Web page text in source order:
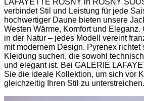
LAFAYETTE ROSNY in ROSNY
verbindet Stil und Leistung für jede
hochwertiger Daune bieten unsere
Westen Wärme, Komfort und Eleganz.
in der Natur – jedes Modell vereint
mit modernem Design. Pyrenex richtet
Kleidung suchen, die sowohl
und elegant ist. Bei GALERIE
Sie die ideale Kollektion, um sich vor
gleichzeitig Ihren Stil zu unterstreichen.